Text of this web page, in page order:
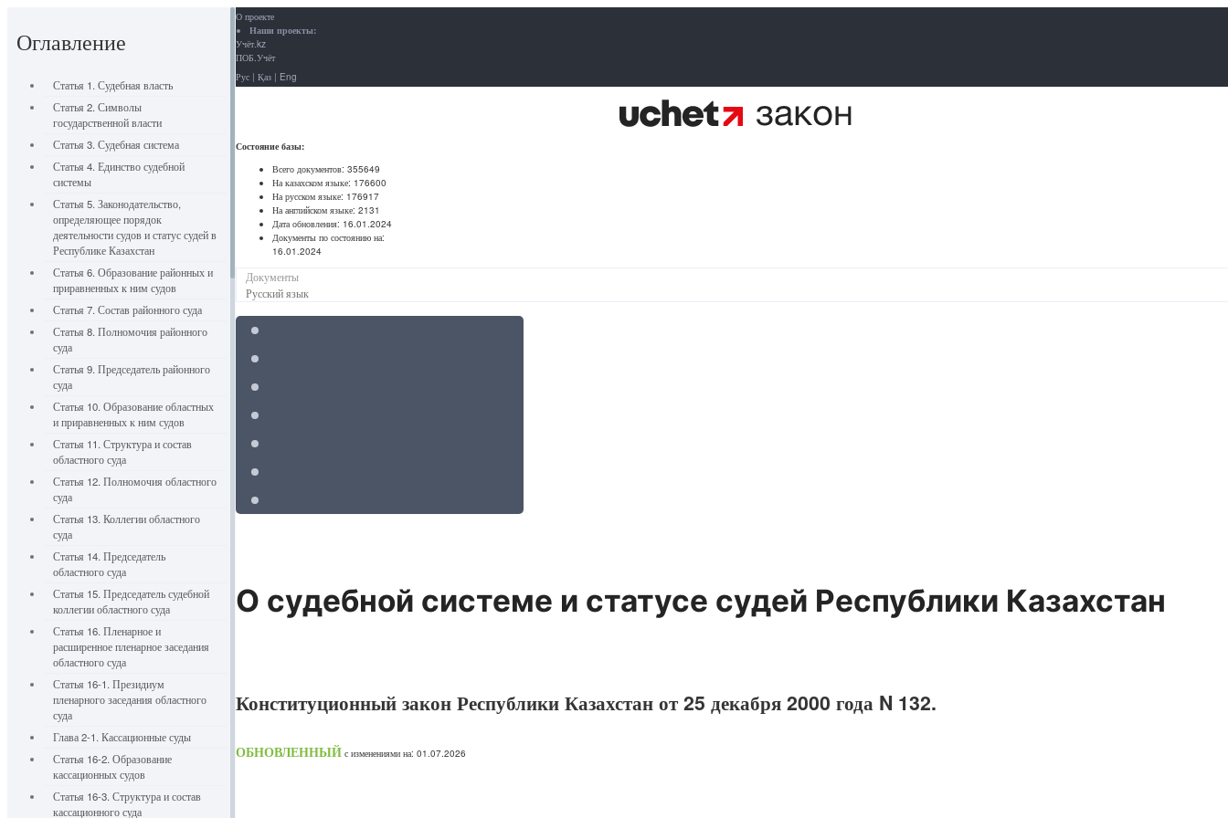
Оглавление
Статья 1. Судебная власть
Статья 2. Символы
государственной власти
Статья 3. Судебная система
Статья 4. Единство судебной
системы
Статья 5. Законодательство,
определяющее порядок
деятельности судов и статус судей в
Республике Казахстан
Статья 6. Образование районных и
приравненных к ним судов
Статья 7. Состав районного суда
Статья 8. Полномочия районного
суда
Статья 9. Председатель районного
суда
Статья 10. Образование областных
и приравненных к ним судов
Статья 11. Структура и состав
областного суда
Статья 12. Полномочия областного
суда
Статья 13. Коллегии областного
суда
Статья 14. Председатель
областного суда
Статья 15. Председатель судебной
коллегии областного суда
Статья 16. Пленарное и
расширенное пленарное заседания
областного суда
Статья 16-1. Президиум
пленарного заседания областного
суда
Глава 2-1. Кассационные суды
Статья 16-2. Образование
кассационных судов
Статья 16-3. Структура и состав
кассационного суда
О проекте
Наши проекты:
Учёт.kz
ПОБ.Учёт
Рус | Қаз | Eng
Состояние базы:
Всего документов: 355649
На казахском языке: 176600
На русском языке: 176917
На английском языке: 2131
Дата обновления: 16.01.2024
Документы по состоянию на:
16.01.2024
Документы
Русский язык
О судебной системе и статусе судей Республики Казахстан
Конституционный закон Республики Казахстан от 25 декабря 2000 года N 132.
ОБНОВЛЕННЫЙ с изменениями на: 01.07.2026